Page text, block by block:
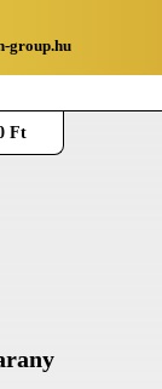
group.hu
Ft